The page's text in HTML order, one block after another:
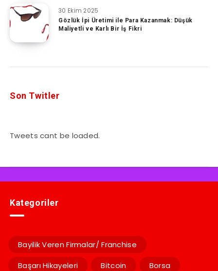
30 Ekim 2025
Gözlük İpi Üretimi ile Para Kazanmak: Düşük
Maliyetli ve Karlı Bir İş Fikri
Son Twitler
Tweets cant be loaded.
Kategoriler
Bayilik Veren Firmalar/ Franchise
Başarı Hikayeleri Bitcoin Borsa